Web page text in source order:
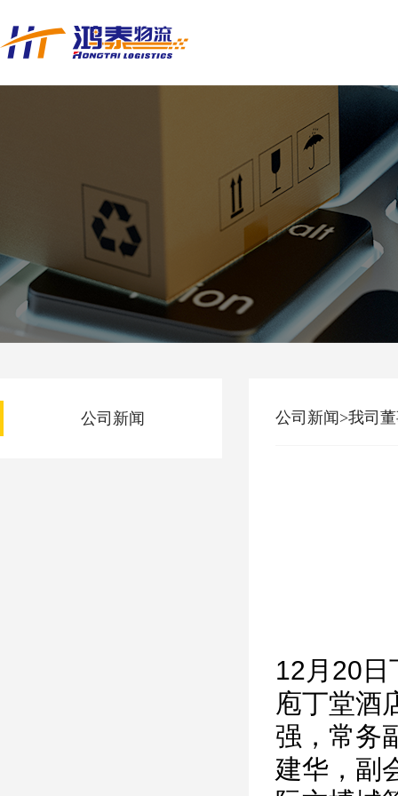
公司新闻 公司新闻>我司
12月20日
庖丁堂酒
强，常务
建华，副